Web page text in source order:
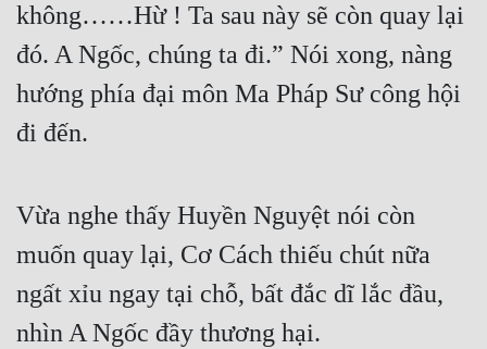
không……Hừ ! Ta sau này sẽ còn quay lại
đó. A Ngốc, chúng ta đi.” Nói xong, nàng
hướng phía đại môn Ma Pháp Sư công hội
đi đến.
Vừa nghe thấy Huyền Nguyệt nói còn
muốn quay lại, Cơ Cách thiếu chút nữa
ngất xỉu ngay tại chỗ, bất đắc dĩ lắc đầu,
nhìn A Ngốc đầy thương hại.